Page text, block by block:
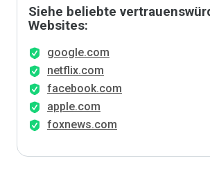
Siehe beliebte
Websites:
google.com
netflix.com
facebook.com
apple.com
foxnews.com